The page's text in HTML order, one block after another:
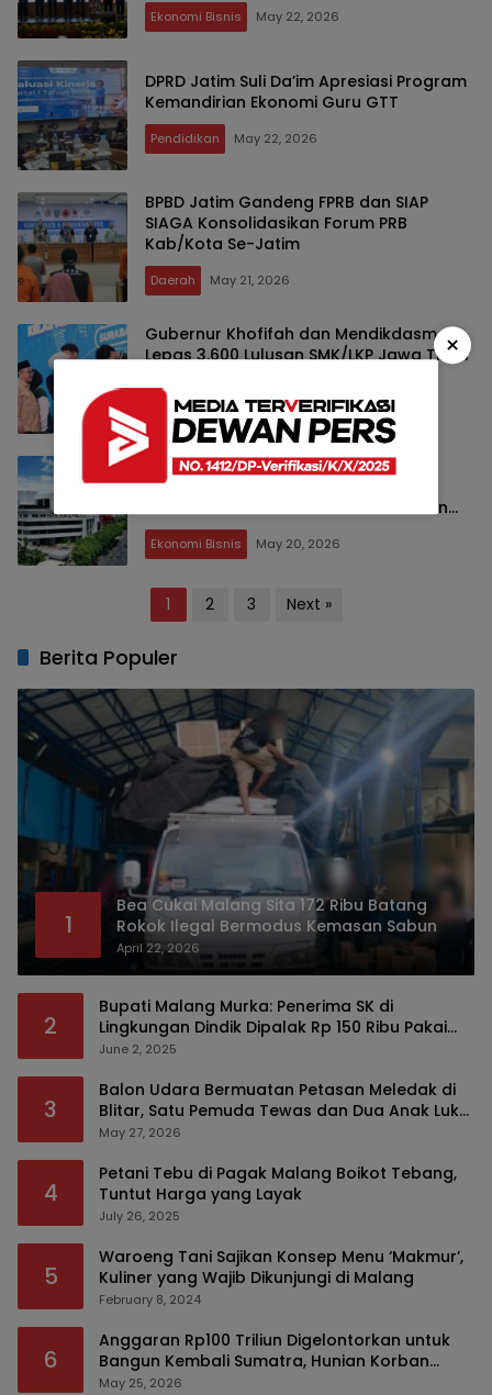
Ekonomi Bisnis May 22, 2026
DPRD Jatim Suli Da’im Apresiasi Program
Kemandirian Ekonomi Guru GTT
Pendidikan May 22, 2026
BPBD Jatim Gandeng FPRB dan SIAP
SIAGA Konsolidasikan Forum PRB
Kab/Kota Se-Jatim
Daerah May 21, 2026
Gubernur Khofifah dan Mendikdasmen
Lepas 3.600 Lulusan SMK/LKP Jawa Timur
Daerah May 21, 2026
Tegaskan Komitmen terhadap
Pertumbuhan Berkelanjutan, Jajaran
Direksi Bank Jatim Lakukan Pembelian
Saham
Ekonomi Bisnis May 20, 2026
1 2 3 Next »
Berita Populer
1
Bea Cukai Malang Sita 172 Ribu Batang
Rokok Ilegal Bermodus Kemasan Sabun
April 22, 2026
2
Bupati Malang Murka: Penerima SK di
Lingkungan Dindik Dipalak Rp 150 Ribu Pakai
Modus Tumpengan, KPK Turut Pantau
June 2, 2025
3
Balon Udara Bermuatan Petasan Meledak di
Blitar, Satu Pemuda Tewas dan Dua Anak Luka
Serius
May 27, 2026
4
Petani Tebu di Pagak Malang Boikot Tebang,
Tuntut Harga yang Layak
July 26, 2025
5
Waroeng Tani Sajikan Konsep Menu ‘Makmur’,
Kuliner yang Wajib Dikunjungi di Malang
February 8, 2024
6
Anggaran Rp100 Triliun Digelontorkan untuk
Bangun Kembali Sumatra, Hunian Korban
Bencana Bakal Difokuskan
May 25, 2026
×